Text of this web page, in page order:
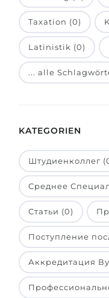
100%
Unsere
BERATUNG!
Aserbaidschan
Armenien
Belarus
Anderes Land
Taxation (0)
Latinistik (0)
... alle
KATEGORIEN
Штудиенколлег
Среднее
Статьи (0)
Поступление
Аккредитация